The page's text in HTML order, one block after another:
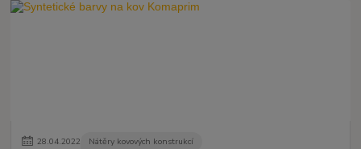
28.04.2022 Nátěry kovových konstrukcí